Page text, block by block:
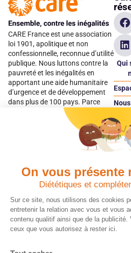
On vous présente
Diététiques et
Sur ce site, nous utilisons des cookies
entretenir la relation avec vous et vous
contenu qualitif ainsi que de la publicité.
ceux que vous autorisez à rester ici.
CARE France est une association
loi 1901, apolitique et non
confessionnelle, reconnue d’utilité
publique. Nous luttons contre la
pauvreté et les inégalités en
apportant une aide humanitaire
d’urgence et de développement
dans plus de 100 pays. Parce
qu’elles sont les premières
victimes des inégalités, CARE met
les femmes et les filles au cœur
Qui
Quels avantages fiscaux ?
Chaque don effectué à une
association reconnue d’utilité
publique comme CARE, est
déductible jusqu’à 75 % de l’impôt
sur le revenu. Modalités de
déduction, déclaration des dons
Vos
vos
plus